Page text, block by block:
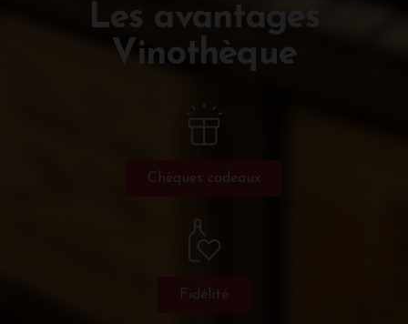
Les avantages
Vinothèque
Chèques cadeaux
Fidélité